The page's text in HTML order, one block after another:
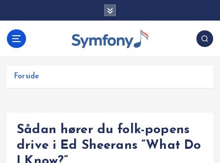
Forside
Sådan hører du folk-popens
drive i Ed Sheerans “What Do